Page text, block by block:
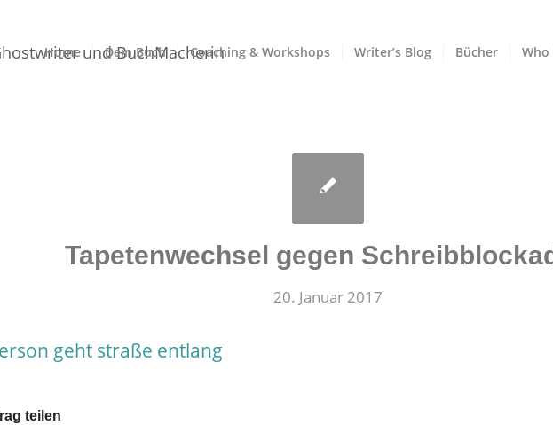
Home Dein Buch Coaching & Workshops Writer’s Blog Bücher
Tapetenwechsel gegen
20. Januar 2017
teilen